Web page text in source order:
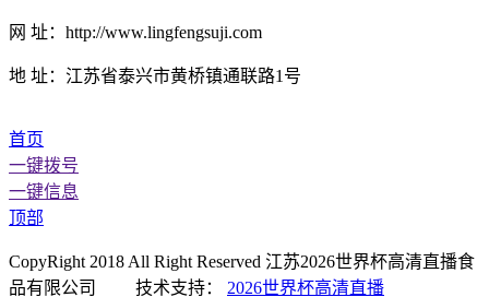
网 址：http://www.lingfengsuji.com
地 址：江苏省泰兴市黄桥镇通联路1号
首页
一键拨号
一键信息
顶部
CopyRight 2018 All Right Reserved 江苏2026世界杯高清直播食
品有限公司 技术支持： 2026世界杯高清直播